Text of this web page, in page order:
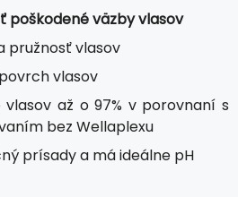
poškodené väzby vlasov
pružnosť vlasov
povrch vlasov
vlasov až o 97% v porovnaní s
bez Wellaplexu
prísady a má ideálne pH